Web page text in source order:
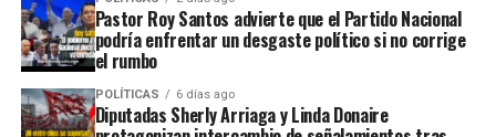
Pastor Roy Santos advierte que el Partido Nacional
podría enfrentar un desgaste político si no corrige
el rumbo
POLÍTICAS 6 días ago
Diputadas Sherly Arriaga y Linda Donaire